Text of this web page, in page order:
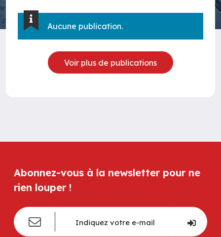
Aucune publication.
Voir plus de publications
Abonnez-vous à la newsletter pour ne
rien louper !